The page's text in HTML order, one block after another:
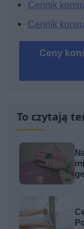
Cennik
Cennik
Ceny
To czytają